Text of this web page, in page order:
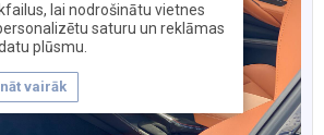
lai nodrošinātu vietnes
saturu un reklāmas
plūsmu.
vairāk